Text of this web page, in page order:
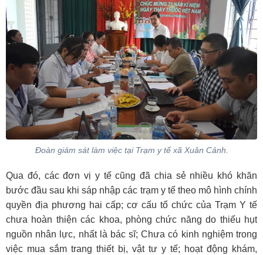
Đoàn giám sát làm việc tại Trạm y tế xã Xuân Cảnh.
Qua đó, các đơn vị y tế cũng đã chia sẻ nhiều khó khăn
bước đầu sau khi sáp nhập các trạm y tế theo mô hình chính
quyền địa phương hai cấp; cơ cấu tổ chức của Trạm Y tế
chưa hoàn thiện các khoa, phòng chức năng do thiếu hụt
nguồn nhân lực, nhất là bác sĩ; Chưa có kinh nghiệm trong
việc mua sắm trang thiết bị, vật tư y tế; hoạt động khám,